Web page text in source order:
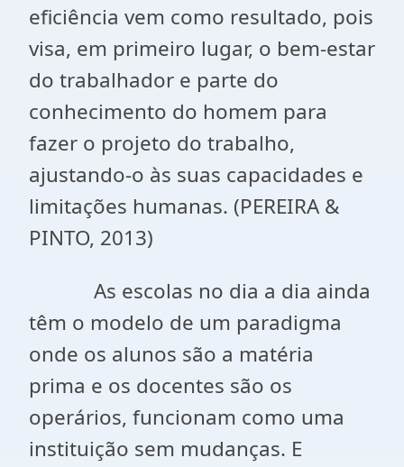
eficiência vem como resultado, pois
visa, em primeiro lugar, o bem-estar
do trabalhador e parte do
conhecimento do homem para
fazer o projeto do trabalho,
ajustando-o às suas capacidades e
limitações humanas. (PEREIRA &
PINTO, 2013)
As escolas no dia a dia ainda
têm o modelo de um paradigma
onde os alunos são a matéria
prima e os docentes são os
operários, funcionam como uma
instituição sem mudanças. E